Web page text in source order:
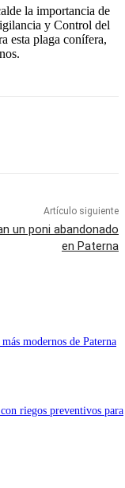
la importancia de
y Control del
esta plaga conífera,
Artículo siguiente
un poni abandonado
en Paterna
modernos de Paterna
riegos preventivos para